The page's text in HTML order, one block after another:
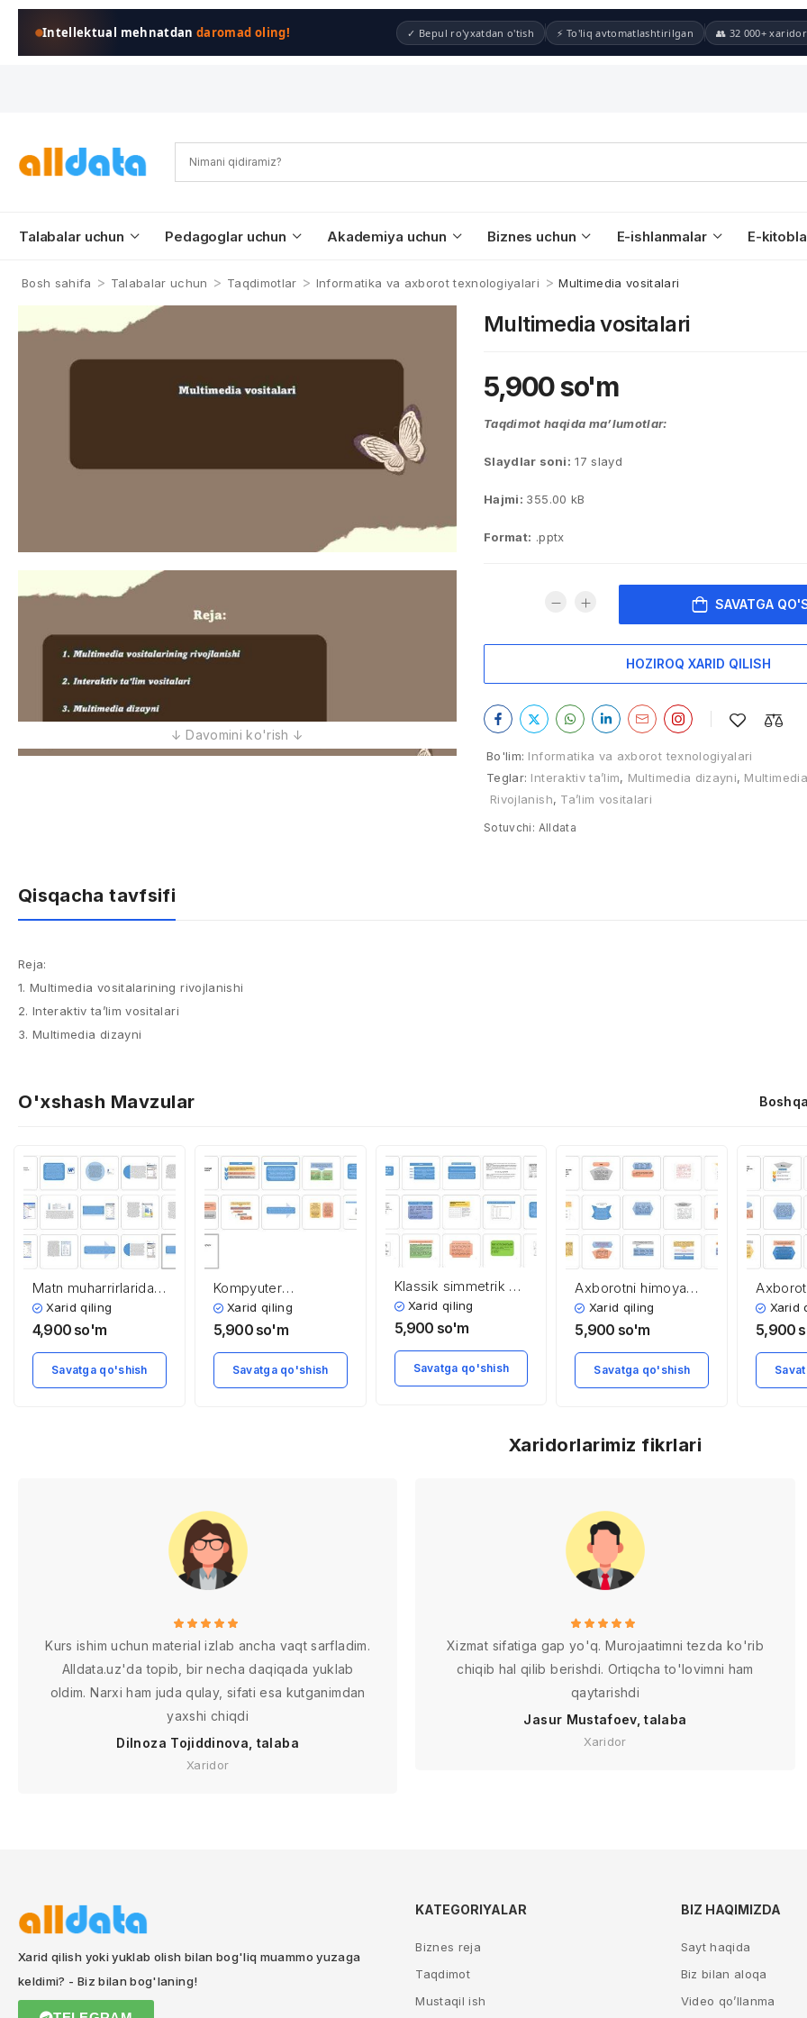
Intellektual mehnatdandaromad oling! ✓ Bepul ro'yxatdan o'tish ⚡ To'liq avtomatlashtirilgan 👥 32 000+ xaridor
Talabalar uchun Pedagoglar uchun Akademiya uchun Biznes uchun E-ishlanmalar E-
Bosh sahifa > Talabalar uchun > Taqdimotlar > Informatika va axborot texnologiyalari > Multimedia vositalari
Multimedia vositalari
5,900so'm
Taqdimot haqida ma’lumotlar:
Slaydlar soni: 17 slayd
Hajmi: 355.00 kB
Format: .pptx
SAVATGA
HOZIROQ XARID QILISH
Bo'lim: Informatika va axborot texnologiyalari
Teglar: Interaktiv ta’lim, Multimedia dizayni,
Rivojlanish, Ta’lim vositalari
Sotuvchi: Alldata
Qisqacha tavfsifi
Reja:
1. Multimedia vositalarining rivojlanishi
2. Interaktiv ta’lim vositalari
3. Multimedia dizayni
O'xshash Mavzular
Matn muharrirlarida
protsessual
hujjatlarni tahrirlash
Xarid qiling
4,900 so'm
Savatga qo'shish
Kompyuter
tizimlarida axborot
xavfsizligi
Xarid qiling
5,900 so'm
Savatga qo'shish
Klassik simmetrik va
zamonaviy
simmetrik
Xarid qiling
5,900 so'm
Savatga qo'shish
Axborotni himoya
qilish tizimini tashkil
qilishning asosiy
Xarid qiling
5,900 so'm
Savatga qo'shish
Xarid
5,900
Xaridorlarimiz fikrlari
Kurs ishim uchun material izlab ancha vaqt sarfladim.
Alldata.uz'da topib, bir necha daqiqada yuklab
oldim. Narxi ham juda qulay, sifati esa kutganimdan
yaxshi chiqdi
Dilnoza Tojiddinova, talaba
Xaridor
Xizmat sifatiga gap yo'q. Murojaatimni tezda ko'rib
chiqib hal qilib berishdi. Ortiqcha to'lovimni ham
qaytarishdi
Jasur Mustafoev, talaba
Xaridor
Xarid qilish yoki yuklab olish bilan bog'liq muammo yuzaga
keldimi? - Biz bilan bog'laning!
KATEGORIYALAR
Biznes reja
Taqdimot
Mustaqil ish
BIZ HAQIMIZDA
Sayt haqida
Biz bilan aloqa
Video qo’llanma